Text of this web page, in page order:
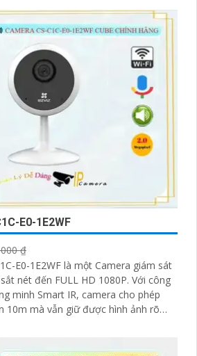
E0-1E2WF
₫
E0-1E2WF là một Camera giám sát
đến FULL HD 1080P. Với công
minh Smart IR, camera cho phép
10m mà vẫn giữ được hình ảnh rõ